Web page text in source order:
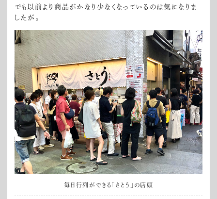
でも以前より商品がかなり少なくなっているのは気になりま
したが。
毎日行列ができる「さとう」の店頭